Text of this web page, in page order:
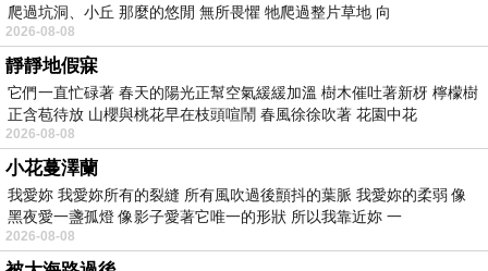
爬過坑洞、小丘 那麼的悠閒 無所畏懼 牠爬過整片草地 向
2026-08-08
靜靜地假寐
它們一直忙碌著 春天的陽光正幫空氣緩緩加溫 樹木催吐著新枒 檸檬樹
正含苞待放 山櫻與桃花早在枝頭喧鬧 春風徐徐吹著 花園中花
2026-08-08
小花蔓澤蘭
我愛妳 我愛妳所有的裂縫 所有風吹過後顫抖的葉脈 我愛妳的柔弱 像
黑夜愛一盞孤燈 像影子愛著它唯一的形狀 所以我靠近妳 一
2026-08-08